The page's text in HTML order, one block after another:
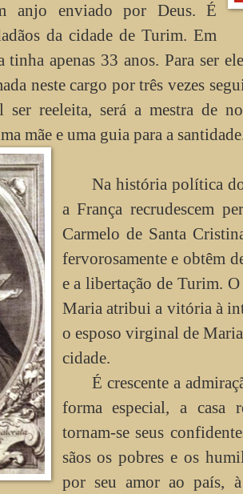
anjo enviado por Deus. É
da cidade de Turim. Em
apenas 33 anos. Para ser
neste cargo por três vezes
ser reeleita, será a mestra de
mãe e uma guia para a
Na história política
a França recrudescem
Carmelo de Santa
fervorosamente e obtêm
e a libertação de Turim.
Maria atribui a vitória à
o esposo virginal de
cidade.
É crescente a
forma especial, a casa
tornam-se seus
sãos os pobres e os
por seu amor ao país,